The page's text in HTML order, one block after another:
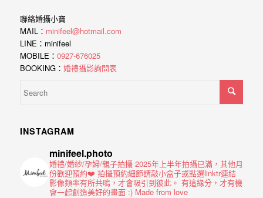
聯絡婚攝小寶
MAIL： minifeel@hotmail.com
LINE：minifeel
MOBILE： 0927-676025
BOOKING： 婚禮攝影詢問表
INSTAGRAM
minifeel.photo
婚禮/婚紗/孕婦/親子拍攝2025年上半年拍攝已滿，其他月
份歡迎預約❤️ 拍攝預約細節請敲小盒子或點選linktr連結
影像頻率有所共鳴，才會吸引到彼此。 有這緣分，才有機
會一起創造美好的畫面 :)Made from love